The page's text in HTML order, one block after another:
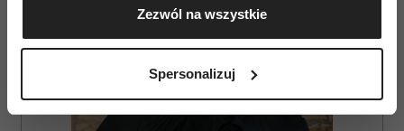
geograficznej z dokładnością nawet do kilku metrów
Identyfikować Twoje urządzenie, aktywnie
(fingerprinting, czyli wirtualny odcisk palca)
Zezwól na wszystkie
Spersonalizuj